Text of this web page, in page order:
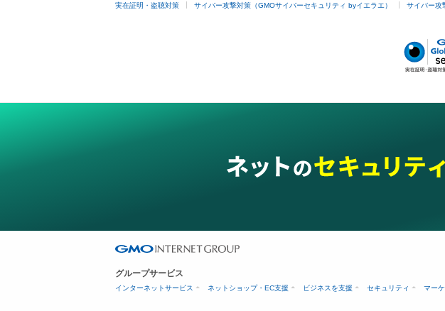
実在証明・盗聴対策 サイバー攻撃対策（GMOサイバーセキュリティ byイエラエ） サイバー攻
グループサービス
インターネットサービス ネットショップ・EC支援 ビジネスを支援 セキュリティ マー